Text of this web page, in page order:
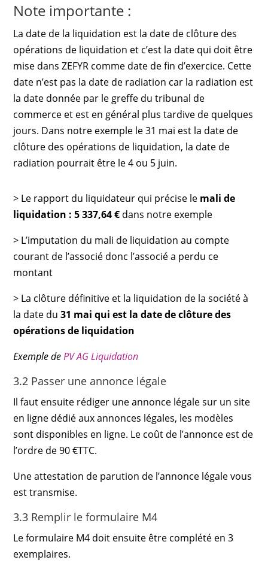
Note importante :
La date de la liquidation est la date de clôture des
opérations de liquidation et c’est la date qui doit être
mise dans ZEFYR comme date de fin d’exercice. Cette
date n’est pas la date de radiation car la radiation est
la date donnée par le greffe du tribunal de
commerce et est en général plus tardive de quelques
jours. Dans notre exemple le 31 mai est la date de
clôture des opérations de liquidation, la date de
radiation pourrait être le 4 ou 5 juin.
> Le rapport du liquidateur qui précise le mali de
liquidation : 5 337,64 € dans notre exemple
> L’imputation du mali de liquidation au compte
courant de l’associé donc l’associé a perdu ce
montant
> La clôture définitive et la liquidation de la société à
la date du31 mai qui est la date de clôture des
opérations de liquidation
Exemple dePV AG Liquidation
3.2 Passer une annonce légale
Il faut ensuite rédiger une annonce légale sur un site
en ligne dédié aux annonces légales, les modèles
sont disponibles en ligne. Le coût de l’annonce est de
l’ordre de 90 €TTC.
Une attestation de parution de l’annonce légale vous
est transmise.
3.3 Remplir le formulaire M4
Le formulaire M4 doit ensuite être complété en 3
exemplaires.